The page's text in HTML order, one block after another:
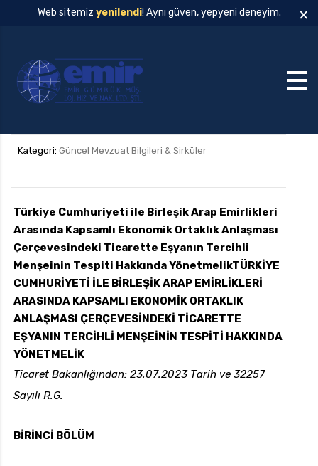
Web sitemiz yenilendi! Aynı güven, yepyeni deneyim. ×
Kategori: Güncel Mevzuat Bilgileri & Sirküler
Türkiye Cumhuriyeti ile Birleşik Arap Emirlikleri
Arasında Kapsamlı Ekonomik Ortaklık Anlaşması
Çerçevesindeki Ticarette Eşyanın Tercihli
Menşeinin Tespiti Hakkında YönetmelikTÜRKİYE
CUMHURİYETİ İLE BİRLEŞİK ARAP EMİRLİKLERİ
ARASINDA KAPSAMLI EKONOMİK ORTAKLIK
ANLAŞMASI ÇERÇEVESİNDEKİ TİCARETTE
EŞYANIN TERCİHLİ MENŞEİNİN TESPİTİ HAKKINDA
YÖNETMELİK
Ticaret Bakanlığından: 23.07.2023 Tarih ve 32257
Sayılı R.G.
BİRİNCİ BÖLÜM